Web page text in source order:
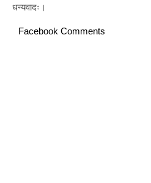
धन्यवादः।
Facebook Comments